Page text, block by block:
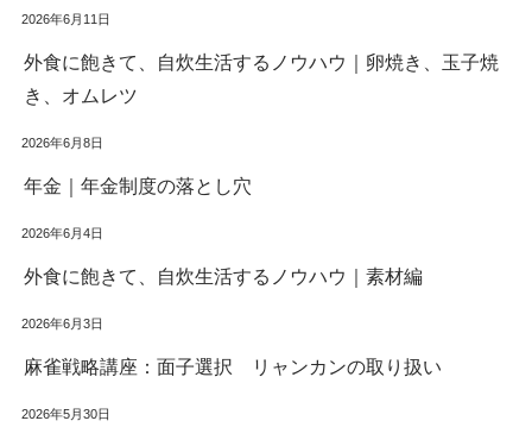
2026年6月11日
外食に飽きて、自炊生活するノウハウ｜卵焼き、玉子焼
き、オムレツ
2026年6月8日
年金｜年金制度の落とし穴
2026年6月4日
外食に飽きて、自炊生活するノウハウ｜素材編
2026年6月3日
麻雀戦略講座：面子選択 リャンカンの取り扱い
2026年5月30日